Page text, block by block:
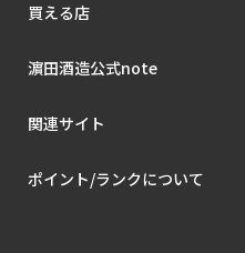
買える店
濵田酒造公式note
関連サイト
ポイント/ランクについて